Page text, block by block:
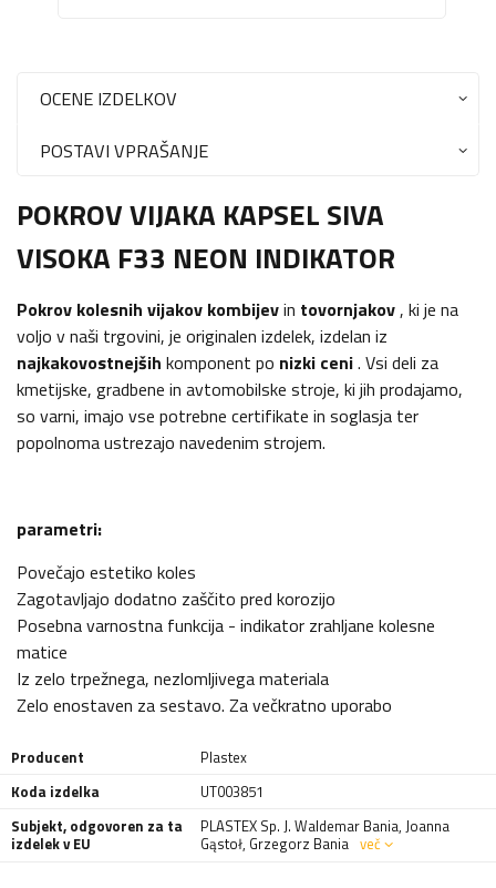
OCENE IZDELKOV
POSTAVI VPRAŠANJE
POKROV VIJAKA KAPSEL SIVA
VISOKA F33 NEON INDIKATOR
Pokrov kolesnih vijakov kombijevin tovornjakov, ki je na
voljo v naši trgovini, je originalen izdelek, izdelan iz
najkakovostnejših komponent po nizki ceni. Vsi deli za
kmetijske, gradbene in avtomobilske stroje, ki jih prodajamo,
so varni, imajo vse potrebne certifikate in soglasja ter
popolnoma ustrezajo navedenim strojem.
parametri:
Povečajo estetiko koles
Zagotavljajo dodatno zaščito pred korozijo
Posebna varnostna funkcija - indikator zrahljane kolesne
matice
Iz zelo trpežnega, nezlomljivega materiala
Zelo enostaven za sestavo. Za večkratno uporabo
Producent
Plastex
Koda izdelka
UT003851
Subjekt, odgovoren za ta
izdelek v EU
PLASTEX Sp. J. Waldemar Bania, Joanna
Gąstoł, Grzegorz Bania več